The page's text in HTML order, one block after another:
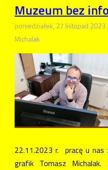
Muzeum bez
poniedziałek, 27 listopad 2023
Michalak
22.11.2023 r. pracę u nas
grafik Tomasz Michalak.